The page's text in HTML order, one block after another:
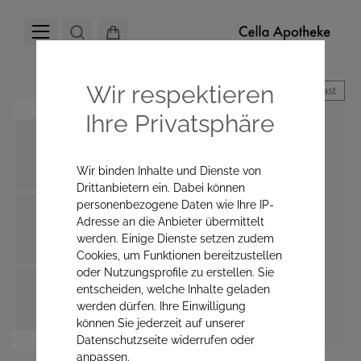
Hoher Kontrast
Wir respektieren
Ihre Privatsphäre
Wir binden Inhalte und Dienste von
Drittanbietern ein. Dabei können
personenbezogene Daten wie Ihre IP-
Adresse an die Anbieter übermittelt
werden. Einige Dienste setzen zudem
Cookies, um Funktionen bereitzustellen
oder Nutzungsprofile zu erstellen. Sie
entscheiden, welche Inhalte geladen
werden dürfen. Ihre Einwilligung
können Sie jederzeit auf unserer
Datenschutzseite widerrufen oder
anpassen.